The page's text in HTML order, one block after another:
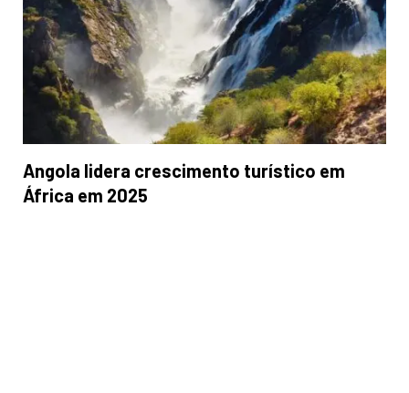
Angola lidera crescimento turístico em
África em 2025